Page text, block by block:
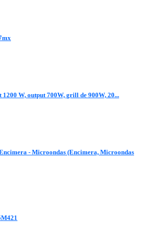
W, output 700W, grill de 900W, 20...
- Microondas (Encimera, Microondas